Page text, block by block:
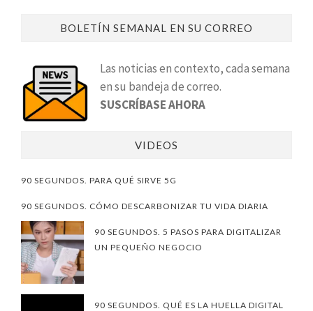
BOLETÍN SEMANAL EN SU CORREO
Las noticias en contexto, cada semana
en su bandeja de correo.
SUSCRÍBASE AHORA
VIDEOS
90 SEGUNDOS. PARA QUÉ SIRVE 5G
90 SEGUNDOS. CÓMO DESCARBONIZAR TU VIDA DIARIA
90 SEGUNDOS. 5 PASOS PARA DIGITALIZAR
UN PEQUEÑO NEGOCIO
90 SEGUNDOS. QUÉ ES LA HUELLA DIGITAL